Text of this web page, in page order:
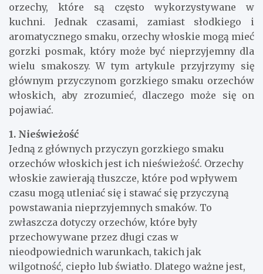
orzechy, które są często wykorzystywane w
kuchni. Jednak czasami, zamiast słodkiego i
aromatycznego smaku, orzechy włoskie mogą mieć
gorzki posmak, który może być nieprzyjemny dla
wielu smakoszy. W tym artykule przyjrzymy się
głównym przyczynom gorzkiego smaku orzechów
włoskich, aby zrozumieć, dlaczego może się on
pojawiać.
1. Nieświeżość
Jedną z głównych przyczyn gorzkiego smaku
orzechów włoskich jest ich nieświeżość. Orzechy
włoskie zawierają tłuszcze, które pod wpływem
czasu mogą utleniać się i stawać się przyczyną
powstawania nieprzyjemnych smaków. To
zwłaszcza dotyczy orzechów, które były
przechowywane przez długi czas w
nieodpowiednich warunkach, takich jak
wilgotność, ciepło lub światło. Dlatego ważne jest,